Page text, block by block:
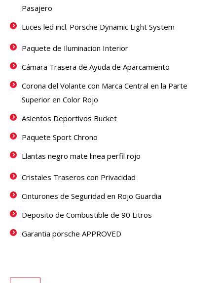
Pasajero
Luces led incl. Porsche Dynamic Light System
Paquete de Iluminacion Interior
Cámara Trasera de Ayuda de Aparcamiento
Corona del Volante con Marca Central en la Parte
Superior en Color Rojo
Asientos Deportivos Bucket
Paquete Sport Chrono
Llantas negro mate linea perfil rojo
Cristales Traseros con Privacidad
Cinturones de Seguridad en Rojo Guardia
Deposito de Combustible de 90 Litros
Garantia porsche APPROVED